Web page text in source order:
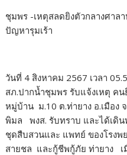
o
o
ชุมพร -เหตุสลดยิงตัวกลางศา
ปัญหารุมเร้า
วันที่ 4 สิงหาคม 2567 เวลา
สภ.ปากน้ำชุมพร รับแจ้งเหตุ คน
หมู่บ้าน ม.10 ต.ท่ายาง อ.เมือง
พิมล พงส. รับทราบ และได้เดิน
ชุดสืบสวนและ แพทย์ ของโรง
สายชล และกู้ชีพกู้ภัย ท่ายาง เ